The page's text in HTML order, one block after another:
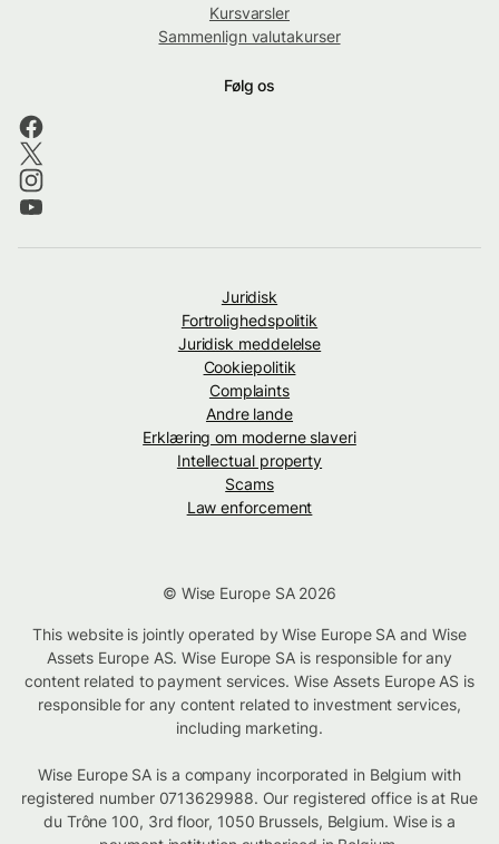
Kursvarsler
Sammenlign valutakurser
Følg os
Juridisk
Fortrolighedspolitik
Juridisk meddelelse
Cookiepolitik
Complaints
Andre lande
Erklæring om moderne slaveri
Intellectual property
Scams
Law enforcement
© Wise Europe SA 2026
This website is jointly operated by Wise Europe SA and Wise
Assets Europe AS. Wise Europe SA is responsible for any
content related to payment services. Wise Assets Europe AS is
responsible for any content related to investment services,
including marketing.
Wise Europe SA is a company incorporated in Belgium with
registered number 0713629988. Our registered office is at Rue
du Trône 100, 3rd floor, 1050 Brussels, Belgium. Wise is a